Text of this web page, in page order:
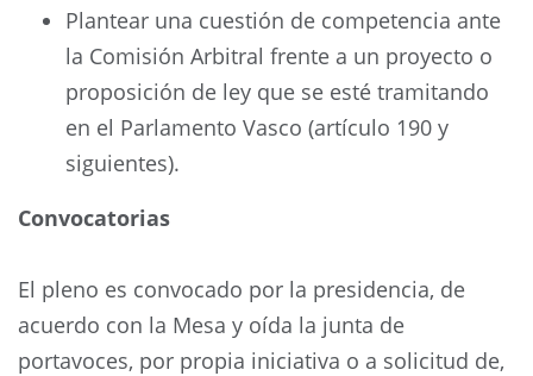
Plantear una cuestión de competencia ante
la Comisión Arbitral frente a un proyecto o
proposición de ley que se esté tramitando
en el Parlamento Vasco (artículo 190 y
siguientes).
Convocatorias
El pleno es convocado por la presidencia, de
acuerdo con la Mesa y oída la junta de
portavoces, por propia iniciativa o a solicitud de,